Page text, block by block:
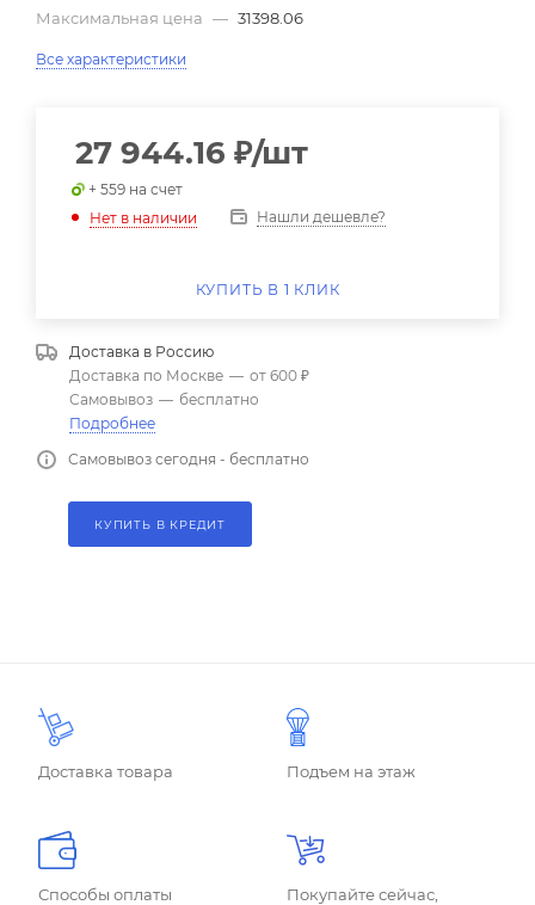
Максимальная цена — 31398.06
Все характеристики
27 944.16 ₽/шт
+ 559 на счет
Нет в наличии
Нашли дешевле?
КУПИТЬ В 1 КЛИК
Доставка в Россию
Доставка по Москве — от 600 ₽
Самовывоз — бесплатно
Подробнее
Самовывоз сегодня - бесплатно
КУПИТЬ В КРЕДИТ
Доставка товара Подъем на этаж
Способы оплаты
Покупайте сейчас,